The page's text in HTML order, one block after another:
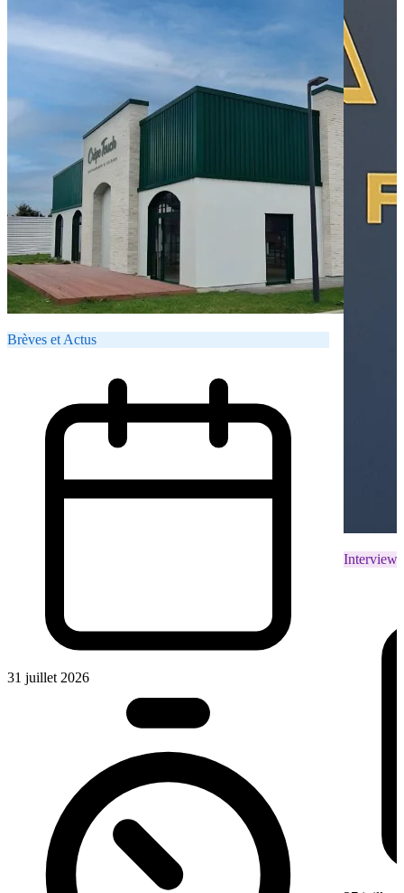
Brèves et Actus
31 juillet 2026
Interviews